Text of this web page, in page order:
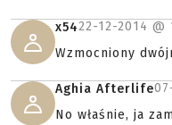
x5422-12-2014 @
Wzmocniony
Aghia Afterlife
No właśnie, ja